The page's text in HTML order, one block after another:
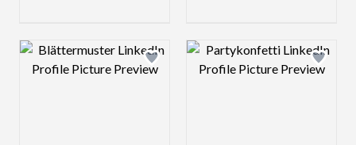
Design preview image Design preview